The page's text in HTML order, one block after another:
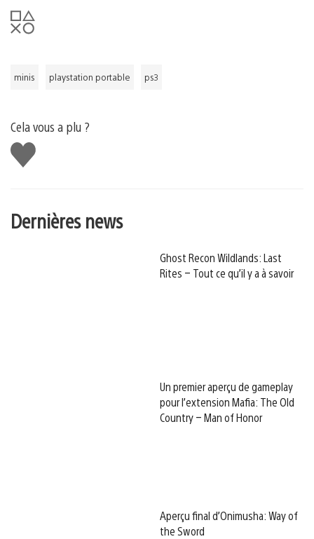
minis playstation portable ps3
Cela vous a plu ?
J'aime
Dernières news
Ghost Recon Wildlands: Last
Rites – Tout ce qu’il y a à savoir
Un premier aperçu de gameplay
pour l’extension Mafia: The Old
Country – Man of Honor
Aperçu final d’Onimusha: Way of
the Sword